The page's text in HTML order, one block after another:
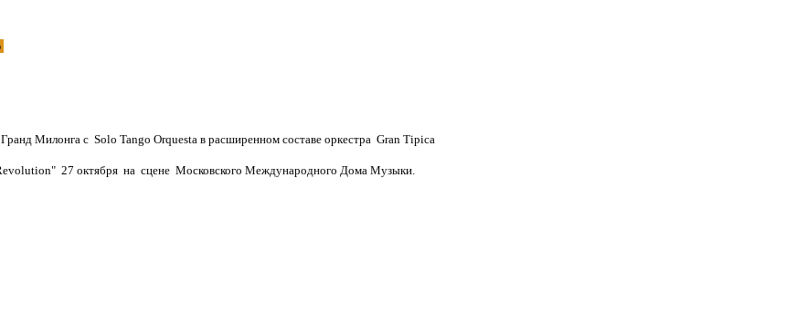
Милонга с Solo Tango Orquesta в расширенном составе оркестра Gran Tipica
27 октября на сцене Московского Международного Дома Музыки.